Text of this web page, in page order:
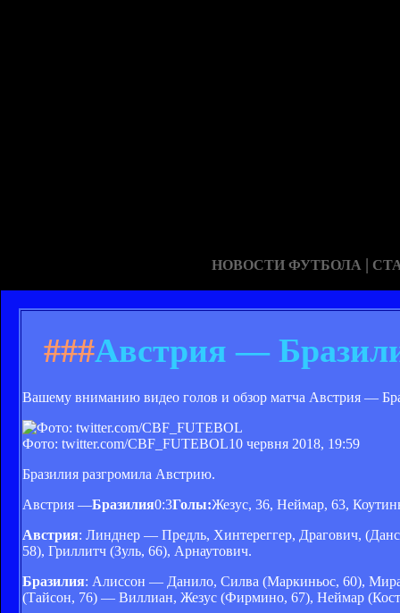
НОВОСТИ ФУТБОЛА |
###Австрия —
Вашему вниманию видео голов и обзор матча Австрия —
Фото: twitter.com/CBF_FUTEBOL10 червня 2018, 19:59
Бразилия разгромила Австрию.
Австрия —Бразилия0:3Голы:Жезус, 36, Неймар, 63,
Австрия: Линднер — Предль, Хинтереггер, Драгович,
58), Гриллитч (Зуль, 66), Арнаутович.
Бразилия: Алиссон — Данило, Силва (Маркиньос, 60),
(Тайсон, 76) — Виллиан, Жезус (Фирмино, 67), Неймар